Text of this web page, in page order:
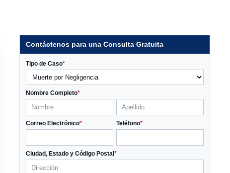
Contáctenos para una Consulta Gratuita
Tipo de Caso*
Nombre Completo*
Correo Electrónico* Teléfono*
Ciudad, Estado y Código Postal *